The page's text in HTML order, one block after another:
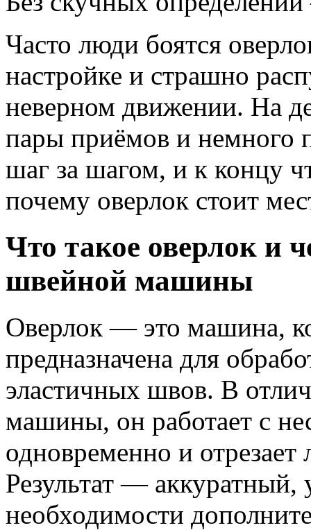
Часто люди боятся
настройке и страшно
неверном движении. На
пары приёмов и немного
шаг за шагом, и к концу
почему оверлок стоит
Что такое оверлок и
швейной машины
Оверлок — это машина,
предназначена для
эластичных швов. В
машины, он работает с
одновременно и
Результат — аккуратный,
необходимости